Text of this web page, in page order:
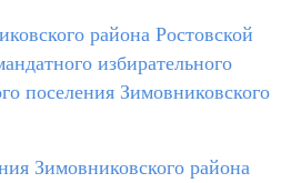
района Ростовской
избирательного
поселения Зимовниковского
Зимовниковского района